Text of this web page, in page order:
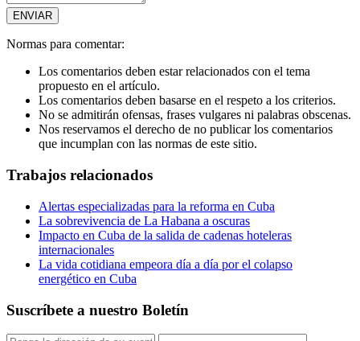
Normas para comentar:
Los comentarios deben estar relacionados con el tema
propuesto en el artículo.
Los comentarios deben basarse en el respeto a los criterios.
No se admitirán ofensas, frases vulgares ni palabras obscenas.
Nos reservamos el derecho de no publicar los comentarios
que incumplan con las normas de este sitio.
Trabajos relacionados
Alertas especializadas para la reforma en Cuba
La sobrevivencia de La Habana a oscuras
Impacto en Cuba de la salida de cadenas hoteleras
internacionales
La vida cotidiana empeora día a día por el colapso
energético en Cuba
Suscríbete a nuestro Boletín